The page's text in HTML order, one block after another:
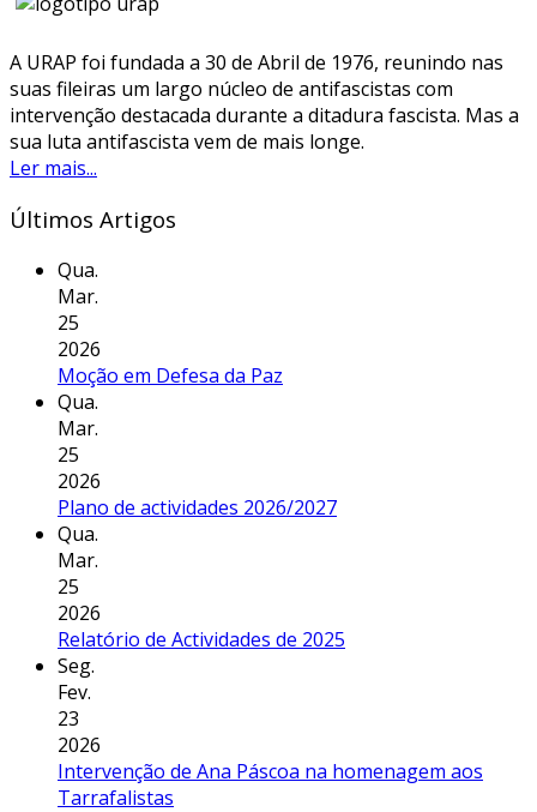
A URAP foi fundada a 30 de Abril de 1976, reunindo nas
suas fileiras um largo núcleo de antifascistas com
intervenção destacada durante a ditadura fascista. Mas a
sua luta antifascista vem de mais longe.
Ler mais...
Últimos Artigos
Qua.
Mar.
25
2026
Moção em Defesa da Paz
Qua.
Mar.
25
2026
Plano de actividades 2026/2027
Qua.
Mar.
25
2026
Relatório de Actividades de 2025
Seg.
Fev.
23
2026
Intervenção de Ana Páscoa na homenagem aos
Tarrafalistas